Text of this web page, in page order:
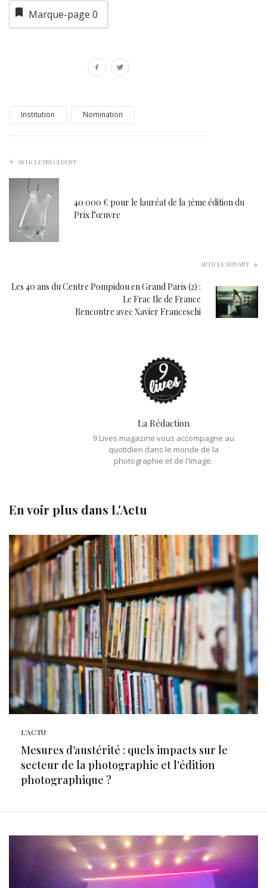
Marque-page 0
Institution Nomination
ARTICLE PRÉCÉDENT
40 000 € pour le lauréat de la 3ème édition du
Prix l’œuvre
ARTICLE SUIVANT
Les 40 ans du Centre Pompidou en Grand Paris (2) :
Le Frac Ile de France
Rencontre avec Xavier Franceschi
La Rédaction
9 Lives magazine vous accompagne au
quotidien dans le monde de la
photographie et de l'Image.
En voir plus dans L'Actu
L'ACTU
Mesures d’austérité : quels impacts sur le
secteur de la photographie et l’édition
photographique ?